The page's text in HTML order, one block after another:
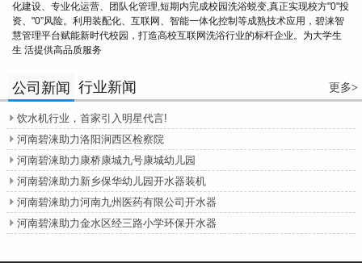
化建设、专业化运营、团队化管理,短期内完成校园洗浴蜕变,真正实现校方"0"投
资、"0”风险。利用装配化、互联网、智能一体化控制等成熟技术应用，碧涞智
慧管理平台赋能新时代校园，打造高校互联网洗浴行业的标杆企业。为大学生
生 活提供高品质服务
公司新闻 行业新闻 更多>
 饮水机行业，首家引入明星代言!
 河南碧涞助力洛阳涧西区检察院
 河南碧涞助力康桥康城九号康城幼儿园
 河南碧涞助力新乡保华幼儿园开水器装机
 河南碧涞助力河南九州医药有限公司开水器
 河南碧涞助力金水区经三路小学环保开水器